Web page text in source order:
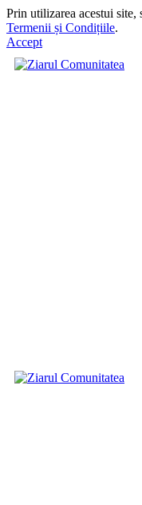
Prin utilizarea acestui site,
Termenii și Condițiile.
Accept